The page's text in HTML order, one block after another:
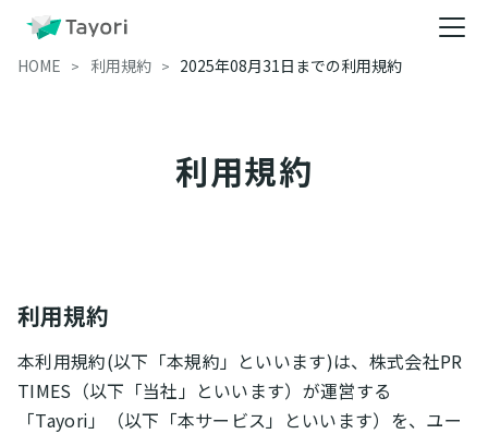
HOME 利用規約 2025年08月31日までの利用規約
利用規約
利用規約
本利用規約(以下「本規約」といいます)は、株式会社PR
TIMES（以下「当社」といいます）が運営する
「Tayori」（以下「本サービス」といいます）を、ユー